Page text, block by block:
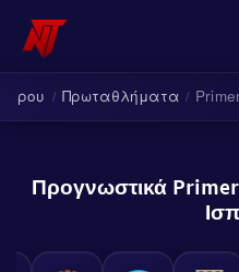
/ Πρωταθλήματα /
Προγνωστικά